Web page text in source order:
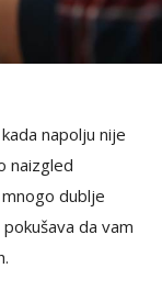
napolju nije
naizgled
dublje
da vam